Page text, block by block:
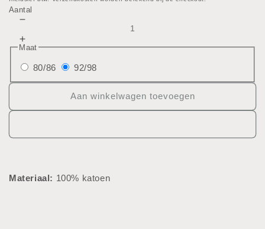
Aantal
verlagen
voor
Badjas
Aantal
voor
Badjas
Maat
80/86 92/98
Aan winkelwagen toevoegen
Materiaal: 100% katoen